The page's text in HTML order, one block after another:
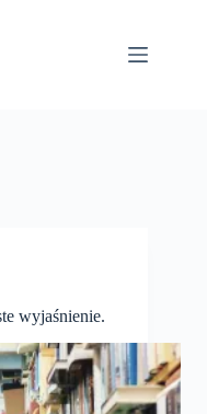
wyjaśnienie.